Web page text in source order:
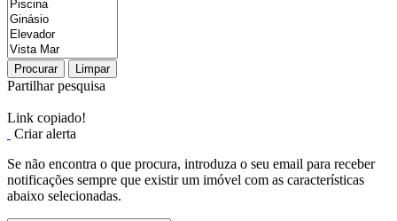
Procurar Limpar
Partilhar pesquisa
Link copiado!
Criar alerta
Se não encontra o que procura, introduza o seu email para receber
notificações sempre que existir um imóvel com as características
abaixo selecionadas.